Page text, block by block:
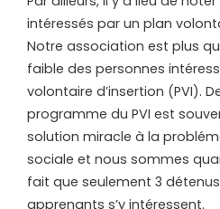
intéressés par un plan
Notre association est plus
faible des personnes
volontaire d’insertion (PVI).
programme du PVI est
solution miracle à la
sociale et nous sommes
fait que seulement 3
apprenants s’y intéressent.